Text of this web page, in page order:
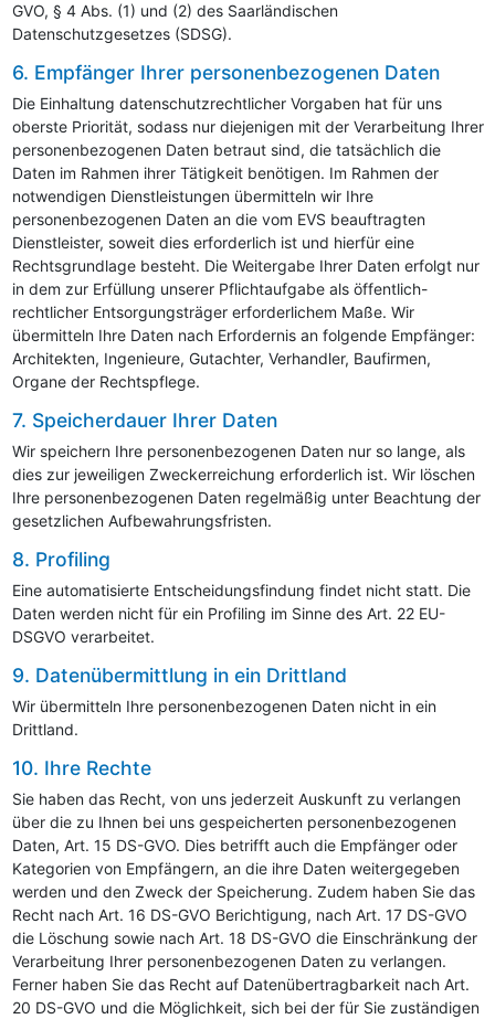
GVO, § 4 Abs. (1) und (2) des Saarländischen
Datenschutzgesetzes (SDSG).
6. Empfänger Ihrer personenbezogenen Daten
Die Einhaltung datenschutzrechtlicher Vorgaben hat für uns
oberste Priorität, sodass nur diejenigen mit der Verarbeitung Ihrer
personenbezogenen Daten betraut sind, die tatsächlich die
Daten im Rahmen ihrer Tätigkeit benötigen. Im Rahmen der
notwendigen Dienstleistungen übermitteln wir Ihre
personenbezogenen Daten an die vom EVS beauftragten
Dienstleister, soweit dies erforderlich ist und hierfür eine
Rechtsgrundlage besteht. Die Weitergabe Ihrer Daten erfolgt nur
in dem zur Erfüllung unserer Pflichtaufgabe als öffentlich-
rechtlicher Entsorgungsträger erforderlichem Maße. Wir
übermitteln Ihre Daten nach Erfordernis an folgende Empfänger:
Architekten, Ingenieure, Gutachter, Verhandler, Baufirmen,
Organe der Rechtspflege.
7. Speicherdauer Ihrer Daten
Wir speichern Ihre personenbezogenen Daten nur so lange, als
dies zur jeweiligen Zweckerreichung erforderlich ist. Wir löschen
Ihre personenbezogenen Daten regelmäßig unter Beachtung der
gesetzlichen Aufbewahrungsfristen.
8. Profiling
Eine automatisierte Entscheidungsfindung findet nicht statt. Die
Daten werden nicht für ein Profiling im Sinne des Art. 22 EU-
DSGVO verarbeitet.
9. Datenübermittlung in ein Drittland
Wir übermitteln Ihre personenbezogenen Daten nicht in ein
Drittland.
10. Ihre Rechte
Sie haben das Recht, von uns jederzeit Auskunft zu verlangen
über die zu Ihnen bei uns gespeicherten personenbezogenen
Daten, Art. 15 DS-GVO. Dies betrifft auch die Empfänger oder
Kategorien von Empfängern, an die ihre Daten weitergegeben
werden und den Zweck der Speicherung. Zudem haben Sie das
Recht nach Art. 16 DS-GVO Berichtigung, nach Art. 17 DS-GVO
die Löschung sowie nach Art. 18 DS-GVO die Einschränkung der
Verarbeitung Ihrer personenbezogenen Daten zu verlangen.
Ferner haben Sie das Recht auf Datenübertragbarkeit nach Art.
20 DS-GVO und die Möglichkeit, sich bei der für Sie zuständigen